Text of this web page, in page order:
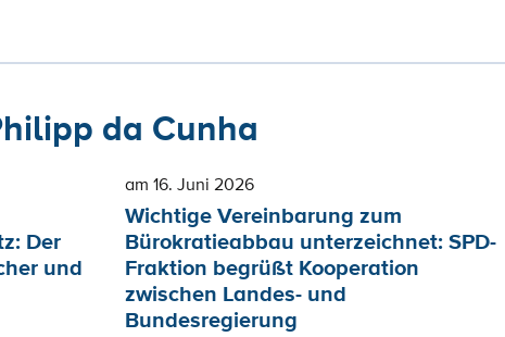
da Cunha
Der
und
am 16. Juni 2026
Wichtige Vereinbarung zum
Bürokratieabbau unterzeichnet: SPD-
Fraktion begrüßt Kooperation
zwischen Landes- und
Bundesregierung